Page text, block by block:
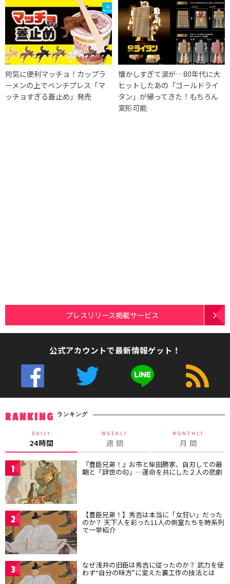
何気に便利マッチョ！カップラ
ーメンの上でベンチプレス「マ
ッチョすぎる蓋止め」発売
懐かしすぎて涙が…80年代に大
ヒットしたあの「ゴールドライ
タン」が帰ってきた！もちろん
変形可能
プレスリリース掲載サービス
公式アカウントで最新情報ゲット！
RANKING ランキング
DAILY
24時間
WEEKLY
週 間
MONTHLY
月 間
1 『豊臣兄弟！』お市と柴田勝家、自刃しての最
期と「辞世の句」…運命を共にした２人の悲劇
2 【豊臣兄弟！】秀吉は本当に「女狂い」だった
のか？ 天下人を彩った11人の側室たちを時系列
で一挙紹介
3 なぜ浅井の旧臣は秀吉に従ったのか？ 武力を使
わず“自分の味方”に変えた裏工作の技法とは